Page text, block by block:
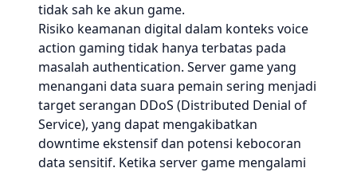
tidak sah ke akun game.
Risiko keamanan digital dalam konteks voice
action gaming tidak hanya terbatas pada
masalah authentication. Server game yang
menangani data suara pemain sering menjadi
target serangan DDoS (Distributed Denial of
Service), yang dapat mengakibatkan
downtime ekstensif dan potensi kebocoran
data sensitif. Ketika server game mengalami